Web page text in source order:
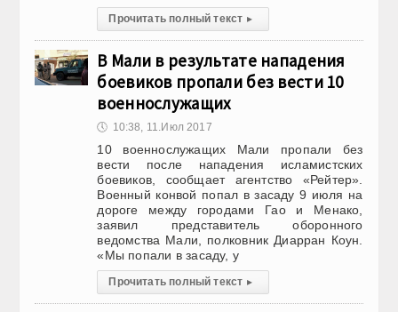
Прочитать полный текст ▸
В Мали в результате нападения
боевиков пропали без вести 10
военнослужащих
🕔 10:38, 11.Июл 2017
10 военнослужащих Мали пропали без
вести после нападения исламистских
боевиков, сообщает агентство «Рейтер».
Военный конвой попал в засаду 9 июля на
дороге между городами Гао и Менако,
заявил представитель оборонного
ведомства Мали, полковник Диарран Коун.
«Мы попали в засаду, у
Прочитать полный текст ▸